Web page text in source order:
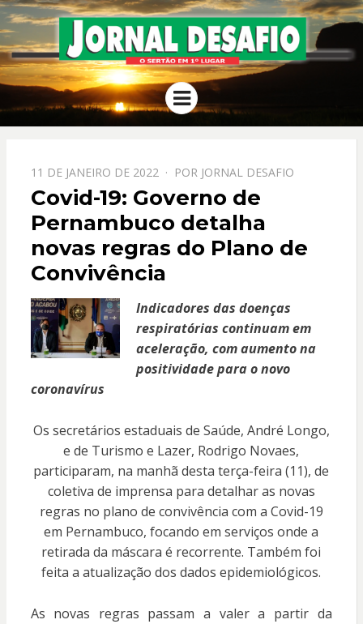
JORNAL
DESAFIO
O Sertão em 1º Lugar
Menu
PPOSTADO
EM
11 DE JANEIRO DE 2022 POR JORNAL DESAFIO
Covid-19: Governo de
Pernambuco detalha
novas regras do Plano de
Convivência
Indicadores das doenças
respiratórias continuam em
aceleração, com aumento na
positividade para o novo
coronavírus
Os secretários estaduais de Saúde, André Longo,
e de Turismo e Lazer, Rodrigo Novaes,
participaram, na manhã desta terça-feira (11), de
coletiva de imprensa para detalhar as novas
regras no plano de convivência com a Covid-19
em Pernambuco, focando em serviços onde a
retirada da máscara é recorrente. Também foi
feita a atualização dos dados epidemiológicos.
As novas regras passam a valer a partir da